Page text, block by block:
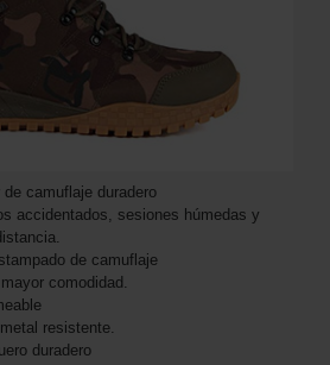
camuflaje duradero
accidentados, sesiones húmedas y
de camuflaje
comodidad.
resistente.
duradero